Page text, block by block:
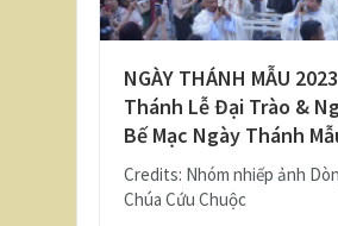
NGÀY THÁNH MẪU 2023
Thánh Lễ Đại Trào &
Bế Mạc Ngày Thánh
Credits: Nhóm nhiếp ảnh
Chúa Cứu Chuộc